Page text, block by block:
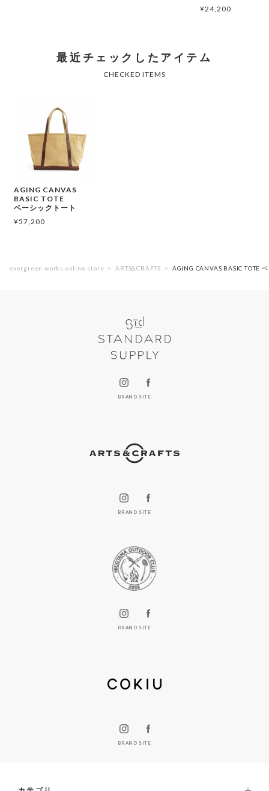
¥24,200
AGING CANVAS
BASIC TOTE
ベーシックトート
¥57,200
evergreen works online store ARTS&CRAFTS AGING CANVAS BASIC TOTE
BRAND SITE
BRAND SITE
BRAND SITE
BRAND SITE